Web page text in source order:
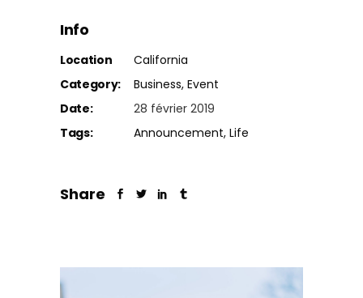
Info
Location
California
Category:
Business Event
Date:
28 février 2019
Tags:
Announcement Life
Share